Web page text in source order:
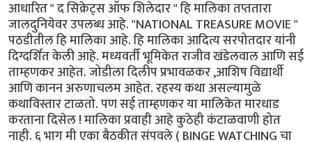
आधारित " द सिक्रेट्स ऑफ शिलेदार " हि मालिका तप्ततारा
जालदुनियेवर उपलब्ध आहे. "NATIONAL TREASURE MOVIE "
पठडीतील हि मालिका आहे. हि मालिका आदित्य सरपोतदार यांनी
दिग्दर्शित केली आहे. मध्यवर्ती भूमिकेत राजीव खंडेलवाल आणि सई
ताम्हणकर आहेत. जोडीला दिलीप प्रभावळकर ,आशिष विद्यार्थी
आणि कानन अरुणाचलम आहेत. रहस्य कथा असल्यामुळे
कथाविस्तार टाळतो. पण सई ताम्हणकर या मालिकेत मारधाड
करताना दिसेल ! मालिका प्रवाही आहे कुठेही कंटाळवाणी होत
नाही. ६ भाग मी एका बैठकीत संपवले ( BINGE WATCHING चा